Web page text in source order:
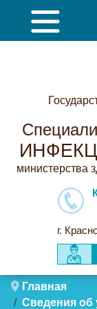
министерства
г.
Главная
Сведения об